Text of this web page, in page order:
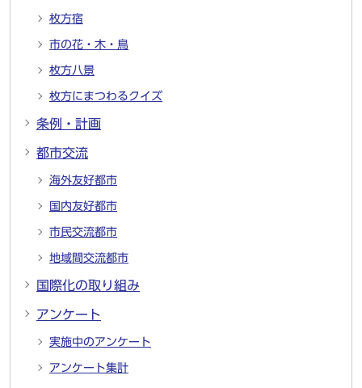
枚方宿
市の花・木・鳥
枚方八景
枚方にまつわるクイズ
条例・計画
都市交流
海外友好都市
国内友好都市
市民交流都市
地域間交流都市
国際化の取り組み
アンケート
実施中のアンケート
アンケート集計